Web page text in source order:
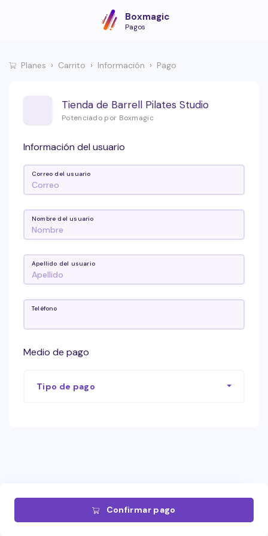
Boxmagic
Pagos
Planes Carrito Información Pago
Tienda de Barrell Pilates Studio
Potenciado por Boxmagic
Información del usuario
Correo del usuario
Nombre del usuario
Apellido del usuario
Teléfono
Medio de pago
Tipo de pago
Confirmar pago